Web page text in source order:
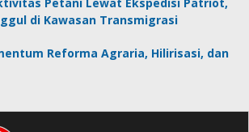
di Kawasan Transmigrasi
Reforma Agraria, Hilirisasi, dan